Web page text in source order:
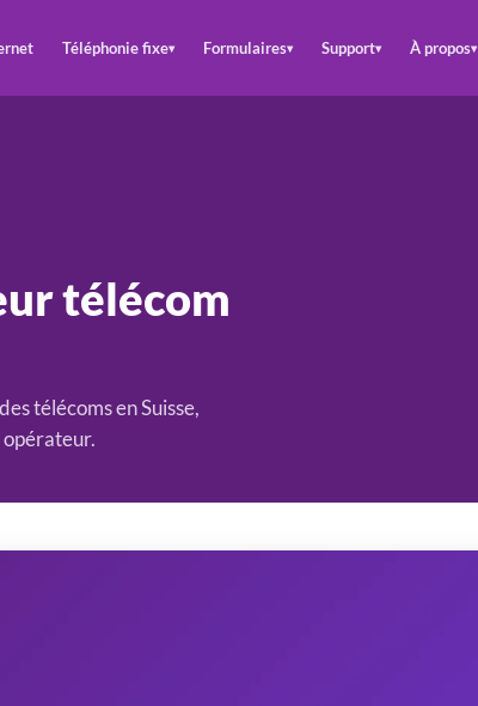
Téléphonie fixe▾ Formulaires▾ Support▾ À propos▾
télécom
télécoms en Suisse,